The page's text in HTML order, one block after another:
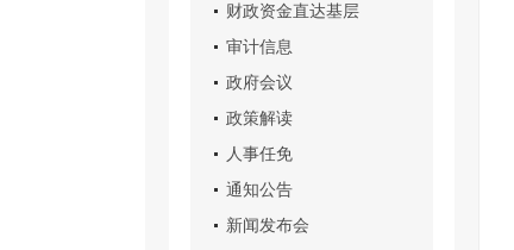
财政资金直达基层
审计信息
政府会议
政策解读
人事任免
通知公告
新闻发布会